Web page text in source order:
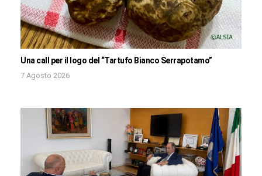
Una call per il logo del “Tartufo Bianco Serrapotamo”
7 Agosto 2026